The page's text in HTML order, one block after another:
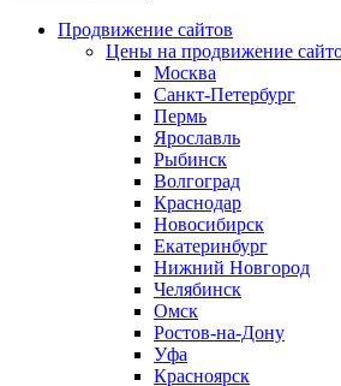
Продвижение сайтов
Цены на продвижение
Москва
Санкт-Петербург
Пермь
Ярославль
Рыбинск
Волгоград
Краснодар
Новосибирск
Екатеринбург
Нижний Новгород
Челябинск
Омск
Ростов-на-Дону
Уфа
Красноярск